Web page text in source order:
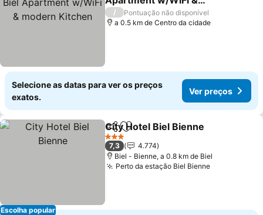
modern Kitchen
/
Pontuação não disponível
a 0.5 km de Centro da cidade
Selecione as datas para ver os preços
exatos.
Ver preços
Escolha popular
PartilharAdicionar aos favoritos
City Hotel Biel Bienne
3 Estrelas
7,3
4.774
Biel - Bienne, a 0.8 km de Biel
Perto da estação Biel Bienne